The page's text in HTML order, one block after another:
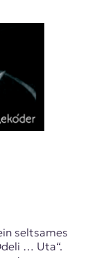
seltsames
… Uta“.